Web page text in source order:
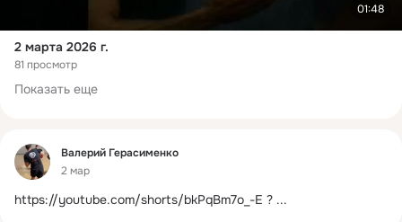
01:48
2 марта 2026 г.
81 просмотр
Показать еще
Фид
Валерий Герасименко
2 мар
https://youtube.com/shorts/bkPqBm7o_-E ? ...